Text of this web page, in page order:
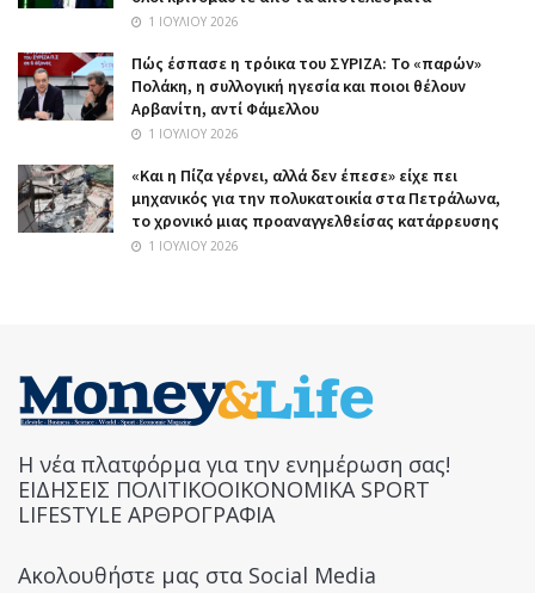
1 ΙΟΥΛΊΟΥ 2026
Πώς έσπασε η τρόικα του ΣΥΡΙΖΑ: Το «παρών»
Πολάκη, η συλλογική ηγεσία και ποιοι θέλουν
Αρβανίτη, αντί Φάμελλου
1 ΙΟΥΛΊΟΥ 2026
«Και η Πίζα γέρνει, αλλά δεν έπεσε» είχε πει
μηχανικός για την πολυκατοικία στα Πετράλωνα,
το χρονικό μιας προαναγγελθείσας κατάρρευσης
1 ΙΟΥΛΊΟΥ 2026
Η νέα πλατφόρμα για την ενημέρωση σας!
ΕΙΔΗΣΕΙΣ ΠΟΛΙΤΙΚΟΟΙΚΟΝΟΜΙΚΑ SPORT
LIFESTYLE ΑΡΘΡΟΓΡΑΦΙΑ
Ακολουθήστε μας στα Social Media